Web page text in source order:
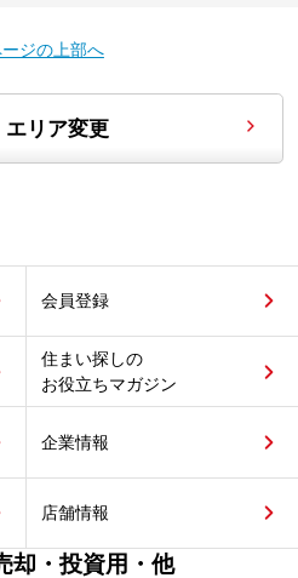
ジの上部へ
エリア変更
会員登録
住まい探しの
お役立ちマガジン
企業情報
店舗情報
却・投資用・他